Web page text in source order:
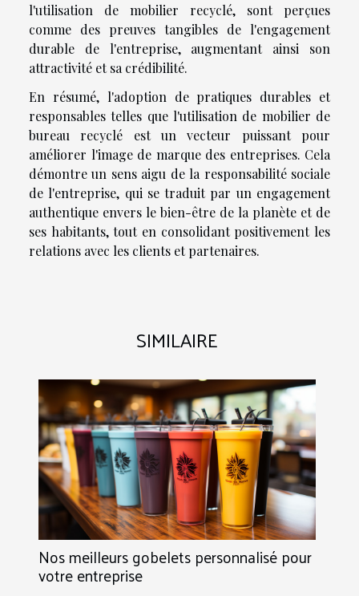
l'utilisation de mobilier recyclé, sont perçues
comme des preuves tangibles de l'engagement
durable de l'entreprise, augmentant ainsi son
attractivité et sa crédibilité.
En résumé, l'adoption de pratiques durables et
responsables telles que l'utilisation de mobilier de
bureau recyclé est un vecteur puissant pour
améliorer l'image de marque des entreprises. Cela
démontre un sens aigu de la responsabilité sociale
de l'entreprise, qui se traduit par un engagement
authentique envers le bien-être de la planète et de
ses habitants, tout en consolidant positivement les
relations avec les clients et partenaires.
SIMILAIRE
Nos meilleurs gobelets personnalisé pour
votre entreprise